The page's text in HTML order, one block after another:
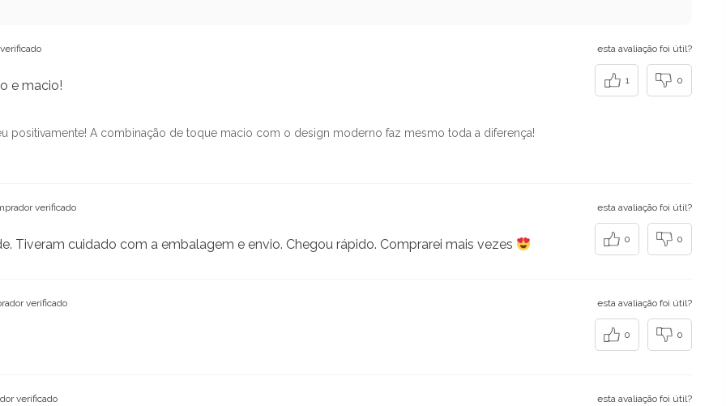
e macio!
positivamente! A combinação de toque macio com o design moderno faz mesmo toda a diferença!
esta avaliação foi útil?
1 0
verificado
Tiveram cuidado com a embalagem e envio. Chegou rápido. Comprarei mais vezes
esta avaliação foi útil?
0 0
verificado esta avaliação foi útil?
0 0
verificado esta avaliação foi útil?